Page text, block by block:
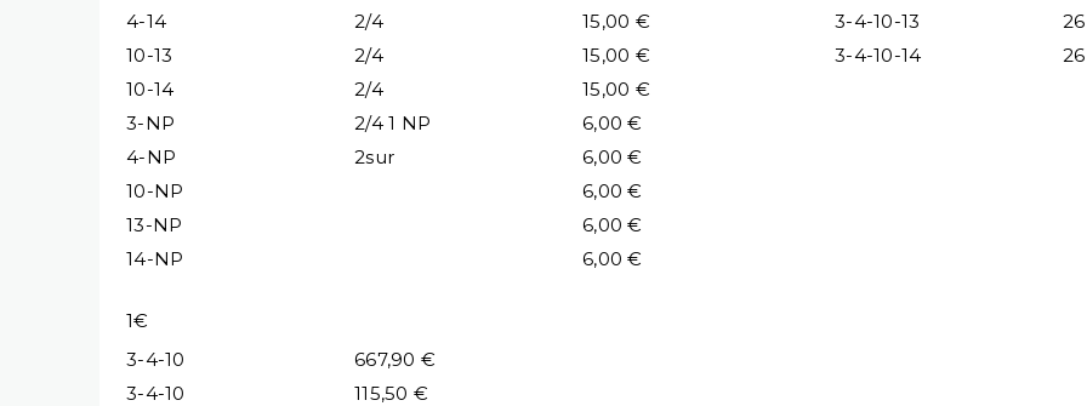
4-14
2/4
15,00 €
10-13
2/4
15,00 €
10-14
2/4
15,00 €
3-NP
2/4 1 NP
6,00 €
4-NP
2sur
6,00 €
10-NP
6,00 €
13-NP
6,00 €
14-NP
6,00 €
3-4-10-13
3-4-10-14
1€
3-4-10
667,90 €
3-4-10
115,50 €